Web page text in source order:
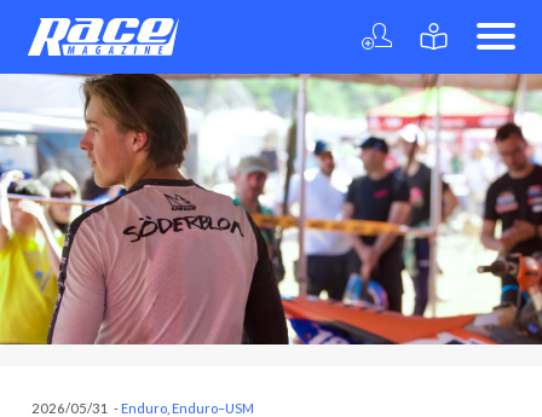
2026/05/31 -Enduro Enduro–USM